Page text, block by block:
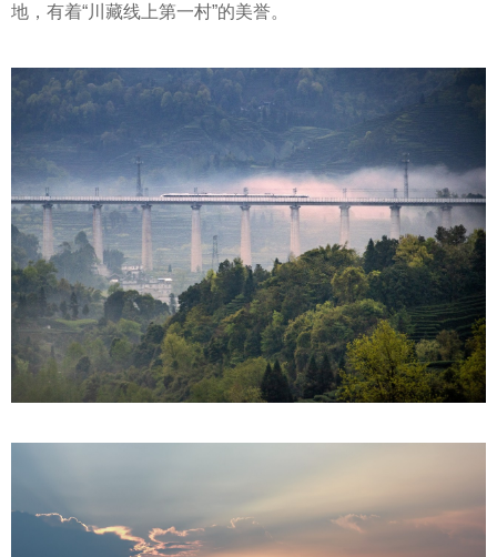
地，有着“川藏线上第一村”的美誉。